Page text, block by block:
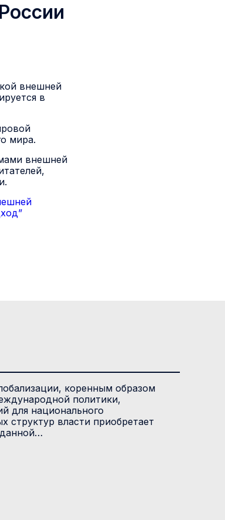
внешней
в
мира.
внешней
коренным образом
политики,
для национального
структур власти приобретает